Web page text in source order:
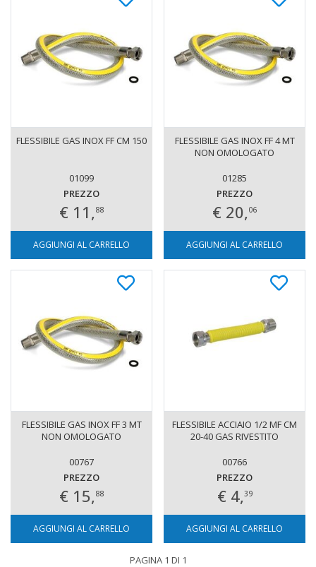
FLESSIBILE GAS INOX FF CM 150
01099
PREZZO
€ 11,88
AGGIUNGI AL CARRELLO
FLESSIBILE GAS INOX FF 4 MT
NON OMOLOGATO
01285
PREZZO
€ 20,06
AGGIUNGI AL CARRELLO
FLESSIBILE GAS INOX FF 3 MT
NON OMOLOGATO
00767
PREZZO
€ 15,88
AGGIUNGI AL CARRELLO
FLESSIBILE ACCIAIO 1/2 MF CM
20-40 GAS RIVESTITO
00766
PREZZO
€ 4,39
AGGIUNGI AL CARRELLO
PAGINA 1 DI 1